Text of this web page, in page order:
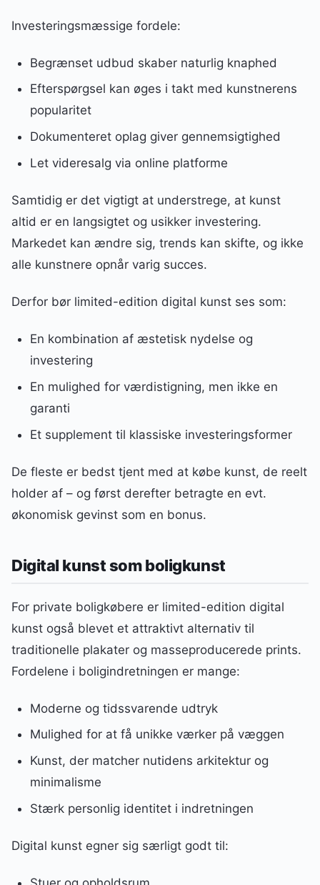
Investeringsmæssige fordele:
Begrænset udbud skaber naturlig knaphed
Efterspørgsel kan øges i takt med kunstnerens
popularitet
Dokumenteret oplag giver gennemsigtighed
Let videresalg via online platforme
Samtidig er det vigtigt at understrege, at kunst
altid er en langsigtet og usikker investering.
Markedet kan ændre sig, trends kan skifte, og ikke
alle kunstnere opnår varig succes.
Derfor bør limited-edition digital kunst ses som:
En kombination af æstetisk nydelse og
investering
En mulighed for værdistigning, men ikke en
garanti
Et supplement til klassiske investeringsformer
De fleste er bedst tjent med at købe kunst, de reelt
holder af – og først derefter betragte en evt.
økonomisk gevinst som en bonus.
Digital kunst som boligkunst
For private boligkøbere er limited-edition digital
kunst også blevet et attraktivt alternativ til
traditionelle plakater og masseproducerede prints.
Fordelene i boligindretningen er mange:
Moderne og tidssvarende udtryk
Mulighed for at få unikke værker på væggen
Kunst, der matcher nutidens arkitektur og
minimalisme
Stærk personlig identitet i indretningen
Digital kunst egner sig særligt godt til: